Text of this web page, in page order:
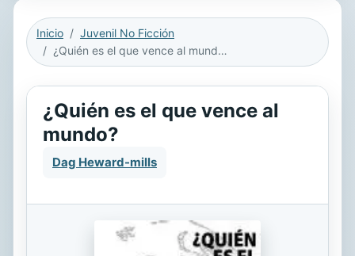
Inicio
Juvenil No Ficción
¿Quién es el que vence al mundo?
¿Quién es el que vence al
mundo?
Dag Heward-mills